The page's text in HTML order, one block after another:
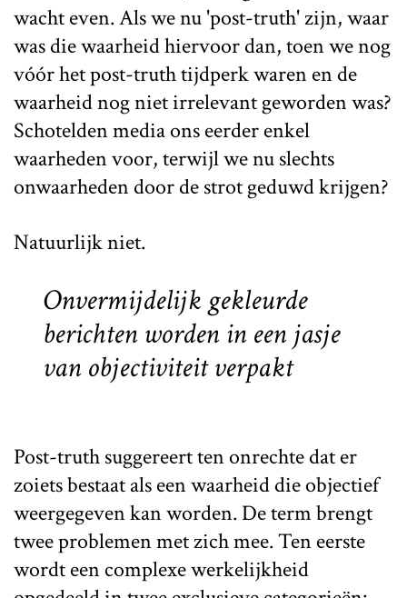
wacht even. Als we nu 'post-truth' zijn, waar
was die waarheid hiervoor dan, toen we nog
vóór het post-truth tijdperk waren en de
waarheid nog niet irrelevant geworden was?
Schotelden media ons eerder enkel
waarheden voor, terwijl we nu slechts
onwaarheden door de strot geduwd krijgen?
Natuurlijk niet.
Onvermijdelijk gekleurde
berichten worden in een jasje
van objectiviteit verpakt
Post-truth suggereert ten onrechte dat er
zoiets bestaat als een waarheid die objectief
weergegeven kan worden. De term brengt
twee problemen met zich mee. Ten eerste
wordt een complexe werkelijkheid